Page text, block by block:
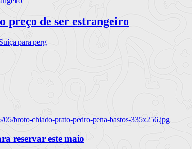
preço de ser estrangeiro
para perg
broto-chiado-prato-pedro-pena-bastos-335x256.jpg
reservar este maio